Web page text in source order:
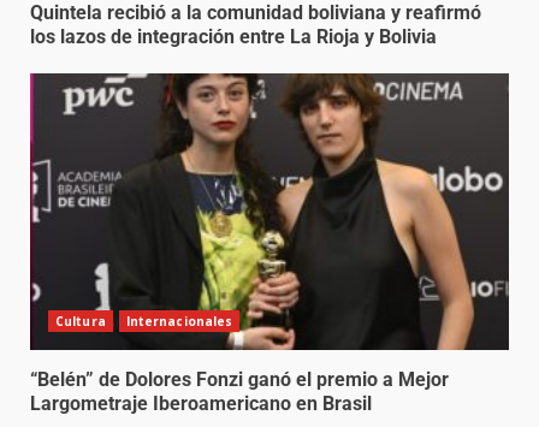
Quintela recibió a la comunidad boliviana y reafirmó
los lazos de integración entre La Rioja y Bolivia
Cultura Internacionales
“Belén” de Dolores Fonzi ganó el premio a Mejor
Largometraje Iberoamericano en Brasil